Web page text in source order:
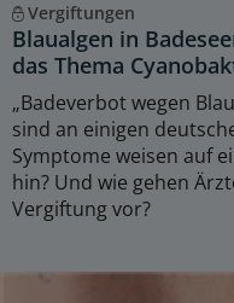
Vergiftungen
Blaualgen in
das Thema
„Badeverbot wegen
sind an einigen
Symptome weisen auf
hin? Und wie gehen
Vergiftung vor?